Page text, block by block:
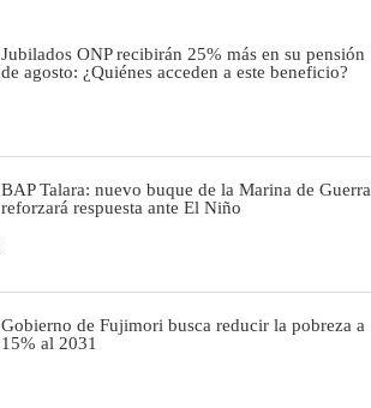
Jubilados ONP recibirán 25% más en su pensión
de agosto: ¿Quiénes acceden a este beneficio?
BAP Talara: nuevo buque de la Marina de Guerra
reforzará respuesta ante El Niño
Gobierno de Fujimori busca reducir la pobreza a
15% al 2031